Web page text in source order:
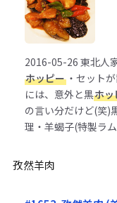
2016-05-26 東北人
ホッピー・セット
には、意外と黒ホッ
の言い分だけど(笑)
理・羊蝎子(特製ラ
孜然羊肉